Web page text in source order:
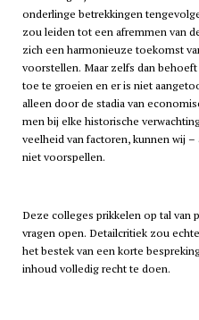
onderlinge betrekkingen
zou leiden tot een afremmen van
zich een harmonieuze toekomst
voorstellen. Maar zelfs dan
toe te groeien en er is niet
alleen door de stadia van
men bij elke historische
veelheid van factoren, kunnen wij
niet voorspellen.
Deze colleges prikkelen op tal van
vragen open. Detailcritiek zou
het bestek van een korte
inhoud volledig recht te doen.